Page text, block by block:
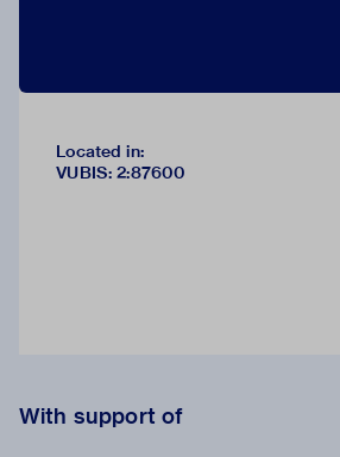
Located in:
VUBIS: 2:87600
With support of